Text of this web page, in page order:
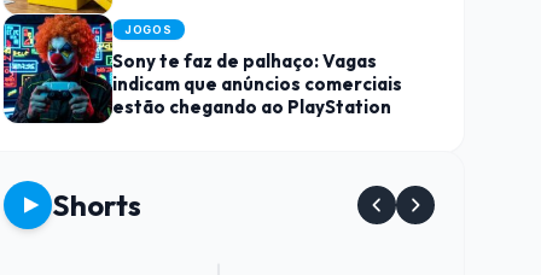
JOGOS
Sony te faz de palhaço: Vagas
indicam que anúncios comerciais
estão chegando ao PlayStation
Shorts